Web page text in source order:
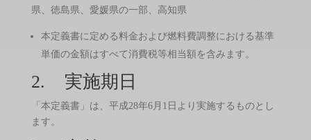
県、徳島県、愛媛県の一部、高知県
本定義書に定める料金および燃料費調整における基準
単価の金額はすべて消費税等相当額を含みます。
2. 実施期日
「本定義書」は、平成28年6月1日より実施するものとし
ます。